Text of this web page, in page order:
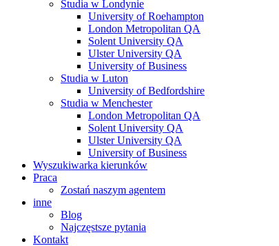
Studia w Londynie
University of Roehampton
London Metropolitan QA
Solent University QA
Ulster University QA
University of Business
Studia w Luton
University of Bedfordshire
Studia w Menchester
London Metropolitan QA
Solent University QA
Ulster University QA
University of Business
Wyszukiwarka kierunków
Praca
Zostań naszym agentem
inne
Blog
Najczęstsze pytania
Kontakt